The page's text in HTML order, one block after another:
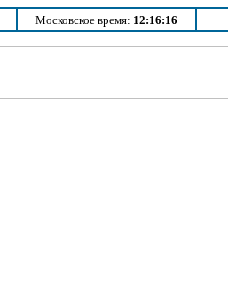
Московское время: 12:16:16